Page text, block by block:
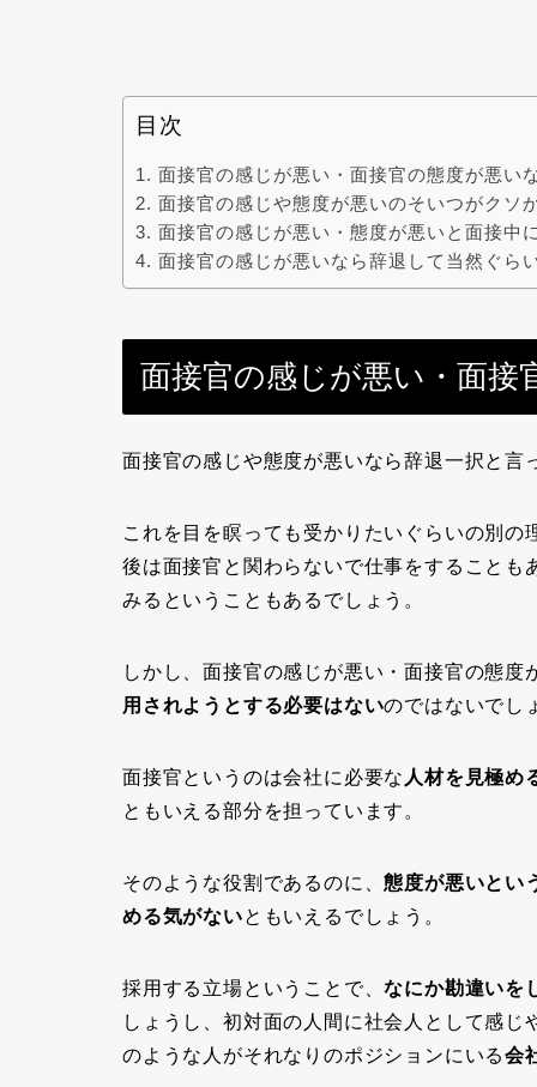
目次
面接官の感じが悪い・面接官の態度が悪い
面接官の感じや態度が悪いのそいつがクソ
面接官の感じが悪い・態度が悪いと面接中
面接官の感じが悪いなら辞退して当然ぐら
面接官の感じが悪い・面接
面接官の感じや態度が悪いなら辞退一択と言
これを目を瞑っても受かりたいぐらいの別
後は面接官と関わらないで仕事をすること
みるということもあるでしょう。
しかし、面接官の感じが悪い・面接官の態度
用されようとする必要はないのではないでし
面接官というのは会社に必要な 人材を見極め
ともいえる部分を担っています。
そのような役割であるのに、態度が悪いとい
める気がないともいえるでしょう。
採用する立場ということで、なにか勘違いを
しょうし、初対面の人間に社会人として感
のような人がそれなりのポジションにいる会